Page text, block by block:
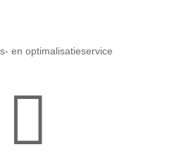
en optimalisatieservice
